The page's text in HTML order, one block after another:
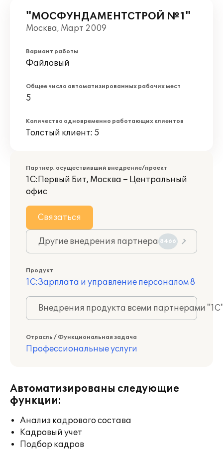
"МОСФУНДАМЕНТСТРОЙ №1"
Москва, Март 2009
Вариант работы
Файловый
Общее число автоматизированных рабочих мест
5
Количество одновременно работающих клиентов
Толстый клиент: 5
Партнер, осуществивший внедрение/проект
1С:Первый Бит, Москва – Центральный
офис
Связаться
Другие внедрения партнера 8466
Продукт
1С:Зарплата и управление персоналом 8
Внедрения продукта всеми партнерами
Отрасль / Функциональная задача
Профессиональные услуги
Автоматизированы следующие
функции:
Анализ кадрового состава
Кадровый учет
Подбор кадров